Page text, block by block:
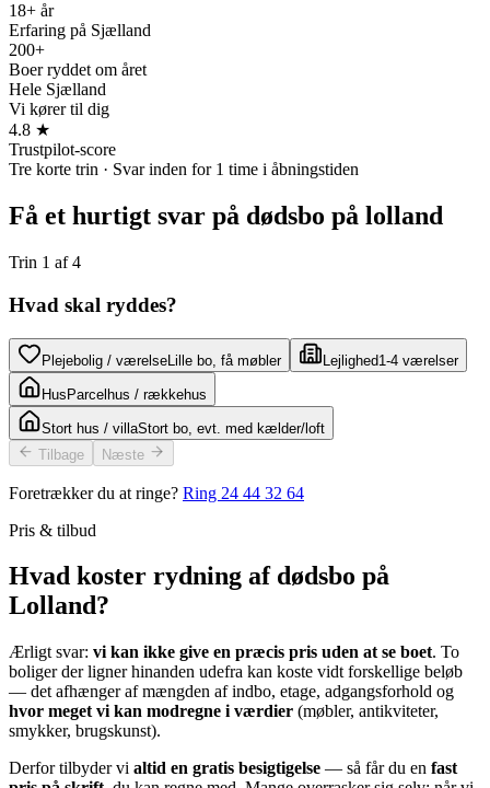
18+ år
Erfaring på Sjælland
200+
Boer ryddet om året
Hele Sjælland
Vi kører til dig
4.8 ★
Trustpilot-score
Tre korte trin · Svar inden for 1 time i åbningstiden
Få et hurtigt svar på dødsbo på lolland
Trin 1 af4
Hvad skal ryddes?
Plejebolig / værelseLille bo, få møbler Lejlighed1-4 værelser
HusParcelhus / rækkehus
Stort hus / villaStort bo, evt. med kælder/loft
Tilbage
Næste
Foretrækker du at ringe? Ring 24 44 32 64
Pris & tilbud
Hvad koster rydning af dødsbo på
Lolland?
Ærligt svar: vi kan ikke give en præcis pris uden at se boet. To
boliger der ligner hinanden udefra kan koste vidt forskellige beløb
— det afhænger af mængden af indbo, etage, adgangsforhold og
hvor meget vi kan modregne i værdier (møbler, antikviteter,
smykker, brugskunst).
Derfor tilbyder vi altid en gratis besigtigelse — så får du en fast